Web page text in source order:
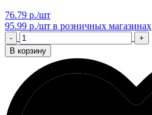
76.79 р./шт
95.99 р./шт в розничных магазинах
-
+
В корзину